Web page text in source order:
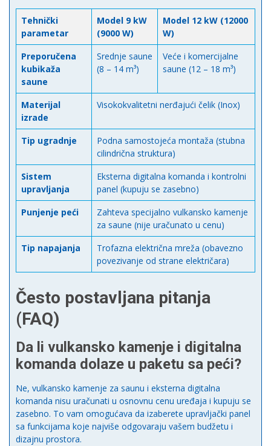
Tehnički
parametar
Model 9 kW
(9000 W)
Model 12 kW (12000
W)
Preporučena
kubikaža
saune
Srednje saune
(8 – 14 m³)
Veće i komercijalne
saune (12 – 18 m³)
Materijal
izrade
Visokokvalitetni nerđajući čelik (Inox)
Tip ugradnje
Podna samostojeća montaža (stubna
cilindrična struktura)
Sistem
upravljanja
Eksterna digitalna komanda i kontrolni
panel (kupuju se zasebno)
Punjenje peći
Zahteva specijalno vulkansko kamenje
za saune (nije uračunato u cenu)
Tip napajanja
Trofazna električna mreža (obavezno
povezivanje od strane električara)
Često postavljana pitanja
(FAQ)
Da li vulkansko kamenje i digitalna
komanda dolaze u paketu sa peći?
Ne, vulkansko kamenje za saunu i eksterna digitalna
komanda nisu uračunati u osnovnu cenu uređaja i kupuju se
zasebno. To vam omogućava da izaberete upravljački panel
sa funkcijama koje najviše odgovaraju vašem budžetu i
dizajnu prostora.